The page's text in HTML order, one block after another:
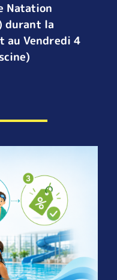
Natation
durant la
au Vendredi 4